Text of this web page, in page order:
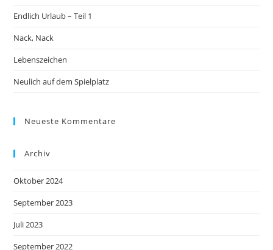
Endlich Urlaub – Teil 1
Nack, Nack
Lebenszeichen
Neulich auf dem Spielplatz
Neueste Kommentare
Archiv
Oktober 2024
September 2023
Juli 2023
September 2022